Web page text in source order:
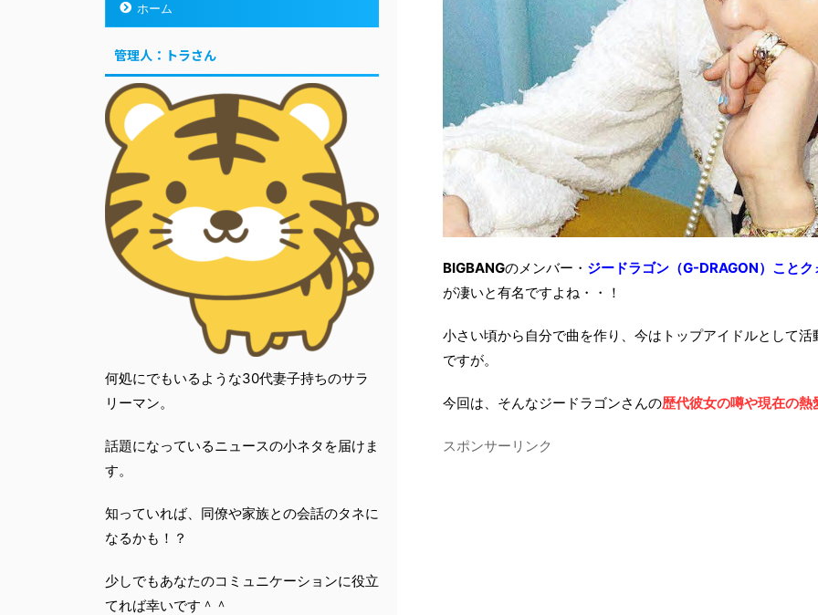
BIGBANGのメンバー・ ジードラゴン（G-DRAGON）こと
が凄いと有名ですよね・・！
小さい頃から自分で曲を作り、今はトップアイドルとして
ですが。
今回は、そんなジードラゴンさんの歴代彼女の噂や現在の熱
スポンサーリンク
ホーム
管理人：トラさん
何処にでもいるような30代妻子持ちのサラ
リーマン。
話題になっているニュースの小ネタを届けま
す。
知っていれば、同僚や家族との会話のタネに
なるかも！？
少しでもあなたのコミュニケーションに役立
てれば幸いです＾＾